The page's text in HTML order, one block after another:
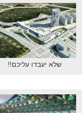
שלא יעבדו עליכם!!